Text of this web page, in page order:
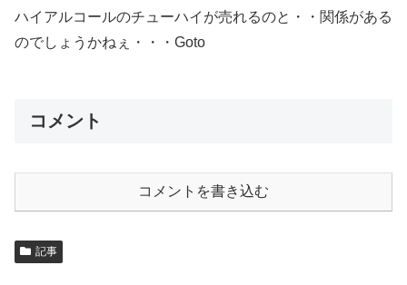
ハイアルコールのチューハイが売れるのと・・関係がある
のでしょうかねぇ・・・Goto
コメント
コメントを書き込む
記事